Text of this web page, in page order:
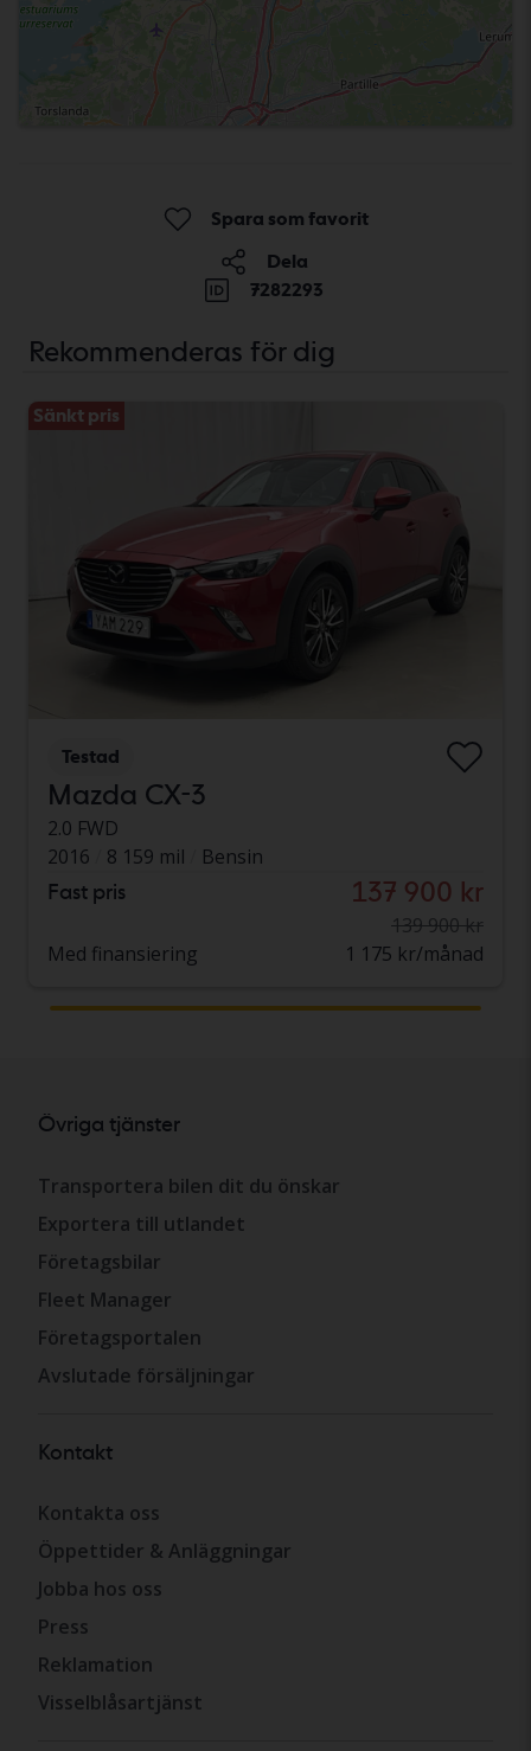
Spara som favorit
Dela
7282293
Rekommenderas för dig
Sänkt pris
Testad
Mazda CX-3
2.0 FWD
2016
8 159 mil Bensin
Fast pris 137 900 kr
139 900 kr
Med finansiering
1 175 kr/månad
Övriga tjänster
Transportera bilen dit du önskar
Exportera till utlandet
Företagsbilar
Fleet Manager
Företagsportalen
Avslutade försäljningar
Kontakt
Kontakta oss
Öppettider & Anläggningar
Jobba hos oss
Press
Reklamation
Visselblåsartjänst